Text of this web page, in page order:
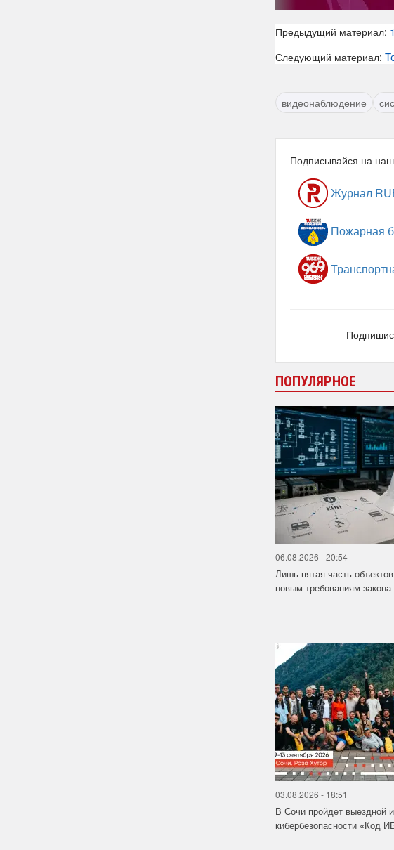
Предыдущий материал:
Следующий материал:
видеонаблюдение
Подписывайся на
Журнал
Пожарная
ПОПУЛЯРНОЕ
06.08.2026 - 20:54
Лишь пятая часть
новым требованиям
03.08.2026 - 18:51
В Сочи пройдет выездной
кибербезопасности «Код